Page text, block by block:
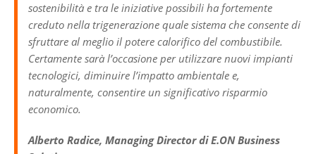
sostenibilità e tra le iniziative possibili ha fortemente
creduto nella trigenerazione quale sistema che consente di
sfruttare al meglio il potere calorifico del combustibile.
Certamente sarà l’occasione per utilizzare nuovi impianti
tecnologici, diminuire l’impatto ambientale e,
naturalmente, consentire un significativo risparmio
economico.
Alberto Radice, Managing Director di E.ON Business